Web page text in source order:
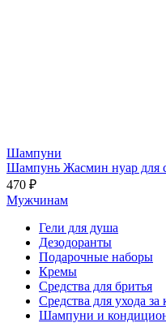
Шампуни
Шампунь Жасмин нуар для
470 ₽
Мужчинам
Гели для душа
Дезодоранты
Подарочные наборы
Кремы
Средства для бритья
Средства для ухода
Шампуни и